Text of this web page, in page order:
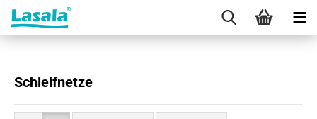
Schleifnetze